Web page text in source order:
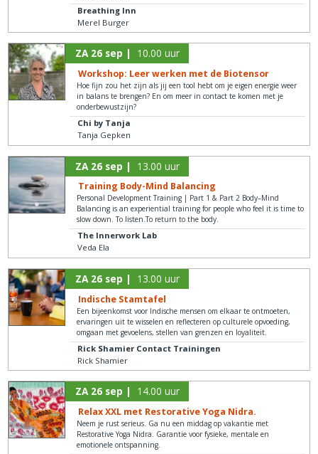
Breathing Inn
Merel Burger
ZA 26 sep | 10.00 uur
Workshop: Leer werken met de Biotensor
Hoe fijn zou het zijn als jij een tool hebt om je eigen energie weer
in balans te brengen? En om meer in contact te komen met je
onderbewustzijn?
Chi by Tanja
Tanja Gepken
ZA 26 sep | 13.00 uur
Training Body-Mind Balancing
Personal Development Training | Part 1 & Part 2 Body–Mind
Balancing is an experiential training for people who feel it is time to
slow down. To listen.To return to the body.
The Innerwork Lab
Veda Ela
ZA 26 sep | 13.00 uur
Indische Stamtafel
Een bijeenkomst voor Indische mensen om elkaar te ontmoeten,
ervaringen uit te wisselen en reflecteren op culturele opvoeding,
omgaan met gevoelens, stellen van grenzen en loyaliteit.
Rick Shamier Contact Trainingen
Rick Shamier
ZA 26 sep | 14.00 uur
Relax XXL met Restorative Yoga Nidra.
Neem je rust serieus. Ga nu een middag op vakantie met
Restorative Yoga Nidra. Garantie voor fysieke, mentale en
emotionele ontspanning.